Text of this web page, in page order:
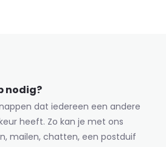
nodig?
dat iedereen een andere
heeft. Zo kan je met ons
mailen, chatten, een postduif